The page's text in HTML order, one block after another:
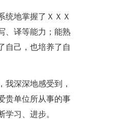
统地掌握了ＸＸＸ
、译等能力；能熟
自己，也培养了自
深深地感受到，
贵单位所从事的事
习、进步。